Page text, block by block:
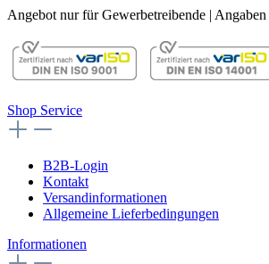
Angebot nur für Gewerbetreibende |
Shop Service
B2B-Login
Kontakt
Versandinformationen
Allgemeine Lieferbedingungen
Informationen